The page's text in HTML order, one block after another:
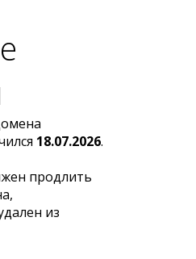
18.07.2026.
продлить
из